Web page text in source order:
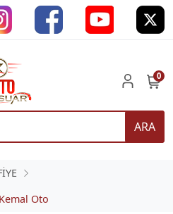
ARA
0
Kemal Oto